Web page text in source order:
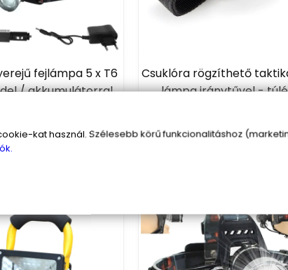
fejlámpa 5 x T6
/ akkumulátorral
Csuklóra rögzíthető
lámpa iránytűvel -
5 990 Ft
kat használ. Szélesebb körű funkcionalitáshoz